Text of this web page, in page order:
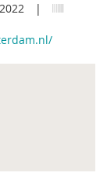
2022
|